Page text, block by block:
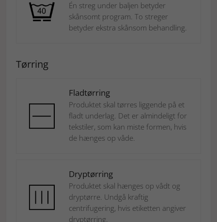
Én streg under baljen betyder
skånsomt program. To streger
betyder ekstra skånsom behandling.
Tørring
Fladtørring
Produktet skal tørres liggende på et
fladt underlag. Det er almindeligt for
tekstiler, som kan miste formen, hvis
de hænges op våde.
Dryptørring
Produktet skal hænges op vådt og
dryptørre. Undgå kraftig
centrifugering, hvis etiketten angiver
dryptørring.